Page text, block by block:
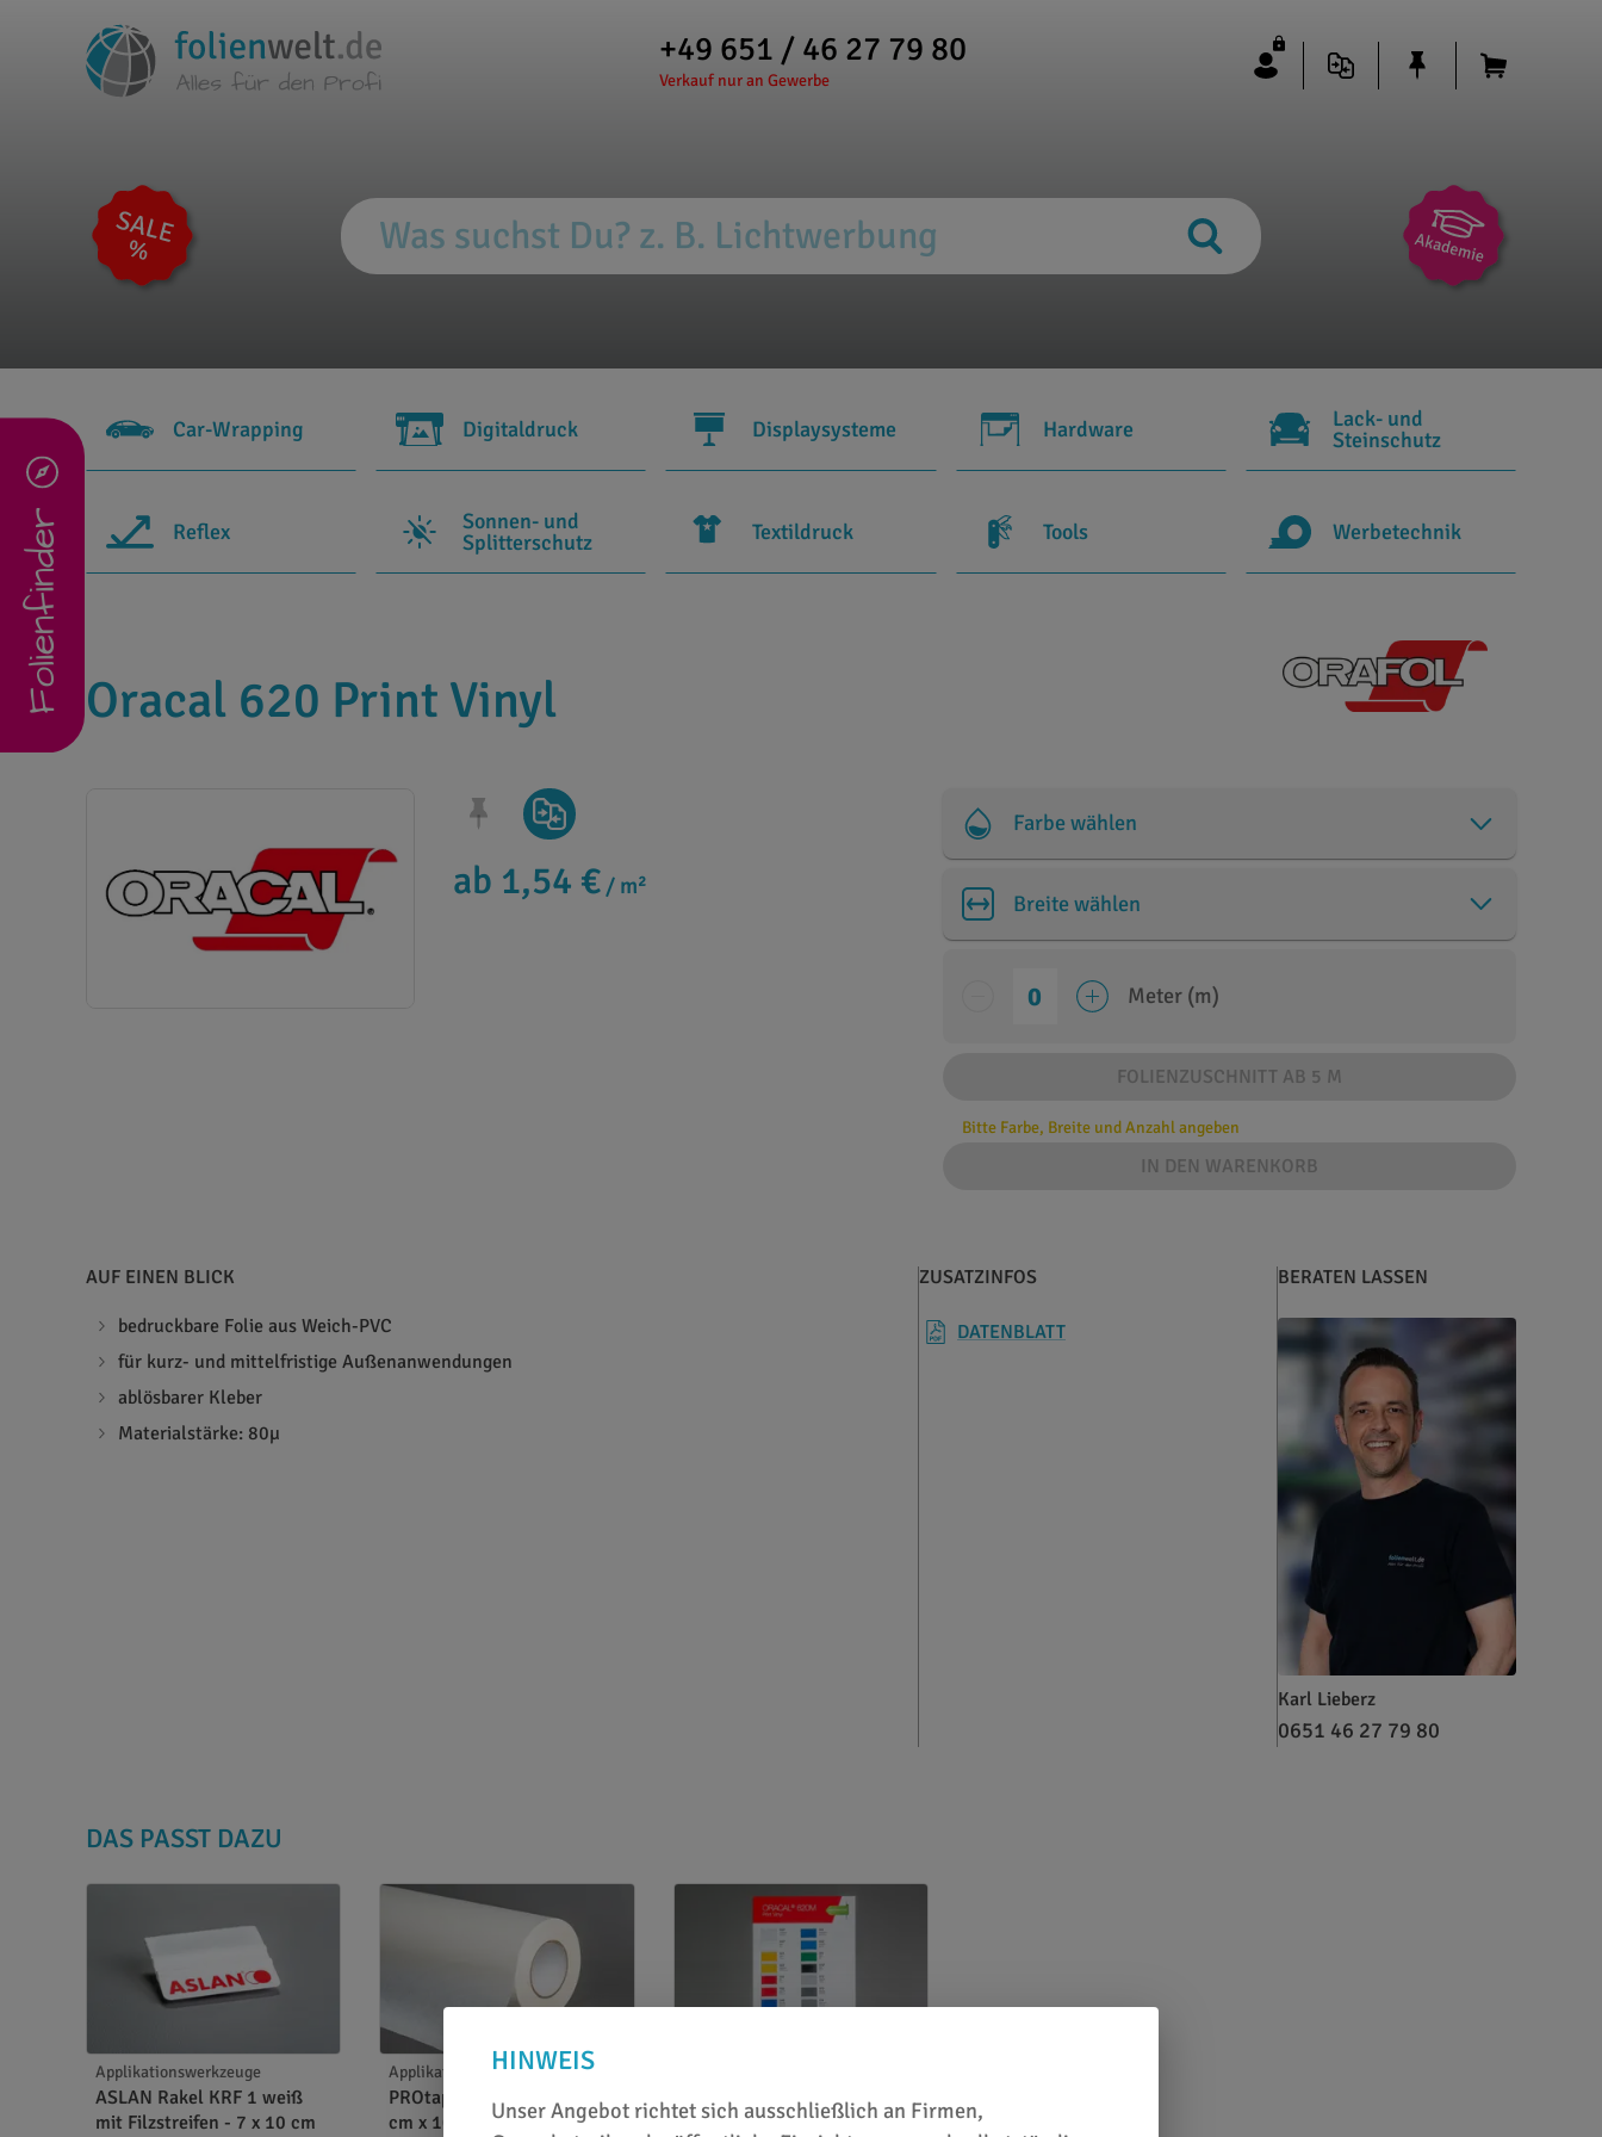
+49 651 / 46 27 79 80
Verkauf nur an Gewerbe
Car-Wrapping Digitaldruck Displaysysteme Hardware
Lack- und
Steinschutz
Reflex
Sonnen- und
Splitterschutz
Textildruck Tools Werbetechnik
Folienfinder Oracal 620 Print Vinyl
ab 1,54 € / m²
Farbe wählen
Breite wählen
Meter (m)
FOLIENZUSCHNITT AB 5 M
Bitte Farbe, Breite und Anzahl angeben
IN DEN WARENKORB
AUF EINEN BLICK
bedruckbare Folie aus Weich-PVC
für kurz- und mittelfristige Außenanwendungen
ablösbarer Kleber
Materialstärke: 80µ
ZUSATZINFOS
DATENBLATT
BERATEN LASSEN
Karl Lieberz
0651 46 27 79 80
DAS PASST DAZU
Applikationswerkzeuge
ASLAN Rakel KRF 1 weiß
mit Filzstreifen - 7 x 10 cm
Applikationspapiere
PROtape Paper Lite LT 122
cm x 100 m Transfertape
Farbkarte Oracal 620M
ab 3,64 € / Stück
HINWEIS
Unser Angebot richtet sich ausschließlich an Firmen,